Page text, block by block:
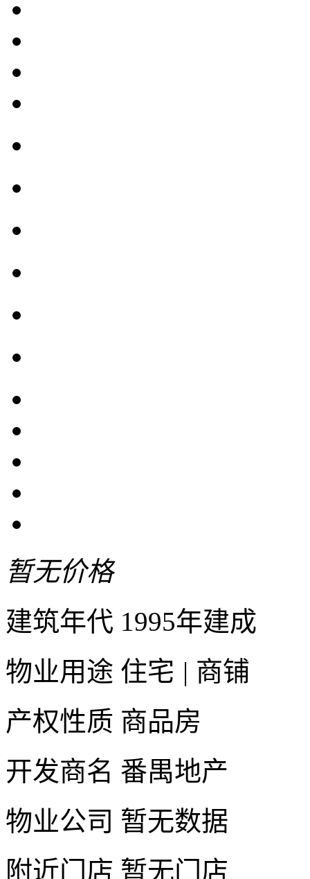
暂无价格
建筑年代 1995年建成
物业用途 住宅 | 商铺
产权性质 商品房
开发商名 番禺地产
物业公司 暂无数据
附近门店 暂无门店